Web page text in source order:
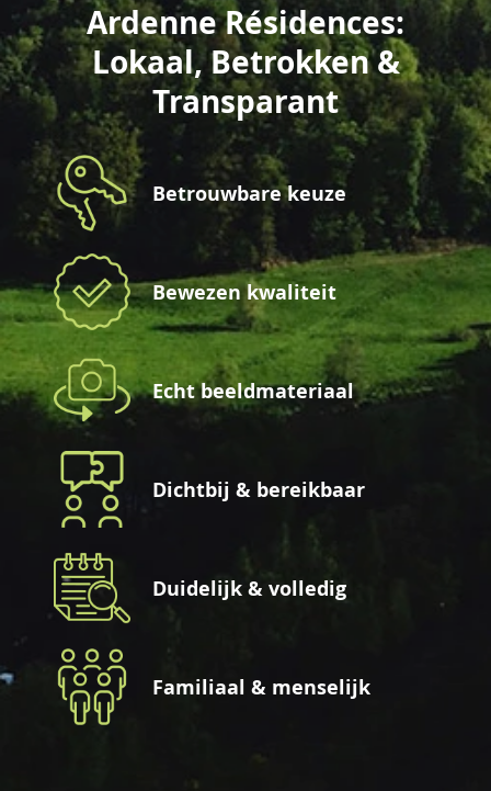
Ardenne Résidences:
Lokaal, Betrokken &
Transparant
Betrouwbare keuze
Bewezen kwaliteit
Echt beeldmateriaal
Dichtbij & bereikbaar
Duidelijk & volledig
Familiaal & menselijk